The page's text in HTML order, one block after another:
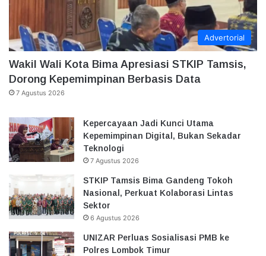
Advertorial
Wakil Wali Kota Bima Apresiasi STKIP Tamsis,
Dorong Kepemimpinan Berbasis Data
7 Agustus 2026
Kepercayaan Jadi Kunci Utama
Kepemimpinan Digital, Bukan Sekadar
Teknologi
7 Agustus 2026
STKIP Tamsis Bima Gandeng Tokoh
Nasional, Perkuat Kolaborasi Lintas
Sektor
6 Agustus 2026
UNIZAR Perluas Sosialisasi PMB ke
Polres Lombok Timur